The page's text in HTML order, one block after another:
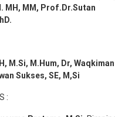
MH, MM, Prof. Dr.Sutan
M.Si, M.Hum, Dr,
Sukses, SE, M,Si
: